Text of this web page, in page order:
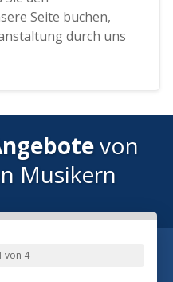
Seite buchen,
durch uns
von
Musikern
von 4